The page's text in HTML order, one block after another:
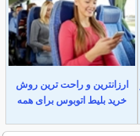
ارزانترین و راحت ترین روش
خرید بلیط اتوبوس برای همه